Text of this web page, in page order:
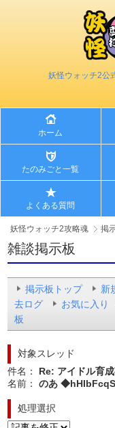
妖怪ウォッチ2公
ホーム
たのみごと一覧
よくある質問
妖怪ウォッチ2攻略魂 掲
雑談掲示板
掲示板トップ 新
去ログ
お気に入り
板
対象スレッド
件名： Re: アイドル育
名前：のあ
処理選択